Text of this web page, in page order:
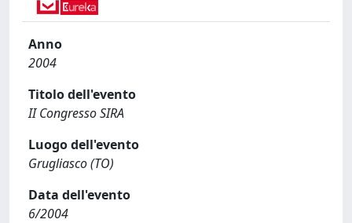
Anno
2004
Titolo dell'evento
II Congresso SIRA
Luogo dell'evento
Grugliasco (TO)
Data dell'evento
6/2004